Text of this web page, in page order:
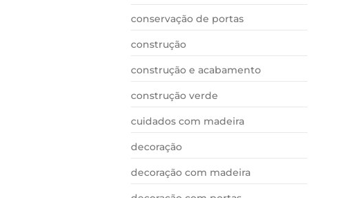
conservação de portas
construção
construção e acabamento
construção verde
cuidados com madeira
decoração
decoração com madeira